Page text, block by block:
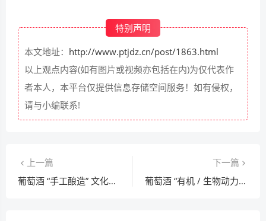
特别声明
本文地址： http://www.ptjdz.cn/post/1863.html
以上观点内容(如有图片或视频亦包括在内)为仅代表作
者本人，本平台仅提供信息存储空间服务！如有侵权，
请与小编联系!
上一篇
葡萄酒 “手工酿造” 文化与品酒时对工艺的关注常识
下一篇
葡萄酒 “有机 / 生物动力” 文化与品酒时对自然风味的关注常识